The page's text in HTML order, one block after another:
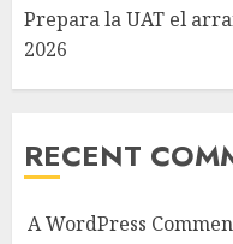
Prepara la UAT el
2026
RECENT
A WordPress